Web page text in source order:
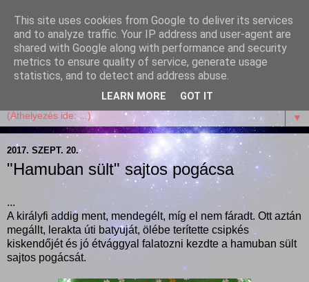
Garffyka
Szösszenetek a konyhámból, az életemből. Mosollyal,
receptekkel, vidámsággal, marcipánnal, csokival.
▼
2017. SZEPT. 20.
"Hamuban sült" sajtos pogácsa
...
A királyfi addig ment, mendegélt, míg el nem fáradt. Ott aztán
megállt, lerakta úti batyuját, ölébe terítette csipkés
kiskendőjét és jó étvággyal falatozni kezdte a hamuban sült
sajtos pogácsát.
This site uses cookies from Google to deliver its services
and to analyze traffic. Your IP address and user-agent are
shared with Google along with performance and security
metrics to ensure quality of service, generate usage
statistics, and to detect and address abuse.
LEARN MORE GOT IT